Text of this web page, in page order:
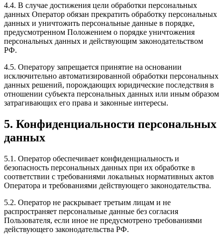
4.4. В случае достижения цели обработки персональных
данных Оператор обязан прекратить обработку персональных
данных и уничтожить персональные данные в порядке,
предусмотренном Положением о порядке уничтожения
персональных данных и действующим законодательством
РФ.
4.5. Оператору запрещается принятие на основании
исключительно автоматизированной обработки персональных
данных решений, порождающих юридические последствия в
отношении субъекта персональных данных или иным образом
затрагивающих его права и законные интересы.
5. Конфиденциальности персональных
данных
5.1. Оператор обеспечивает конфиденциальность и
безопасность персональных данных при их обработке в
соответствии с требованиями локальных нормативных актов
Оператора и требованиями действующего законодательства.
5.2. Оператор не раскрывает третьим лицам и не
распространяет персональные данные без согласия
Пользователя, если иное не предусмотрено требованиями
действующего законодательства РФ.